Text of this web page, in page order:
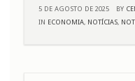
5 DE AGOSTO DE 2025 BY
IN ECONOMIA NOTÍCIAS